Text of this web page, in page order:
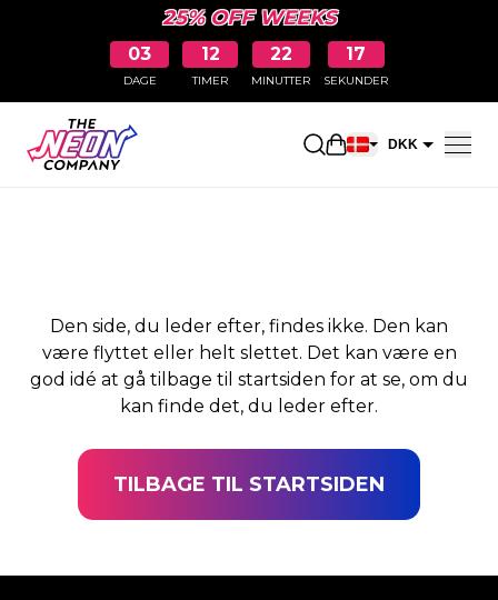
25% OFF WEEKS
03
DAGE
12
TIMER
22
MINUTTER
17
SEKUNDER
Åbn DKK
SIDEN BLEV IKKE
Den side, du leder efter, findes ikke. Den kan
være flyttet eller helt slettet. Det kan være en
god idé at gå tilbage til startsiden for at se, om du
kan finde det, du leder efter.
TILBAGE TIL STARTSIDEN